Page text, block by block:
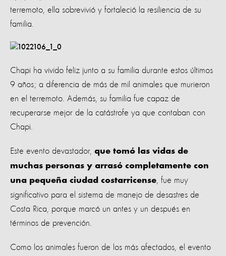
terremoto, ella sobrevivió y fortaleció la resiliencia de su
familia.
Chapi ha vivido feliz junto a su familia durante estos últimos
9 años; a diferencia de más de mil animales que murieron
en el terremoto. Además, su familia fue capaz de
recuperarse mejor de la catástrofe ya que contaban con
Chapi.
Este evento devastador, que tomó las vidas de
muchas personas y arrasó completamente con
una pequeña ciudad costarricense , fue muy
significativo para el sistema de manejo de desastres de
Costa Rica, porque marcó un antes y un después en
términos de prevención.
Como los animales fueron de los más afectados, el evento